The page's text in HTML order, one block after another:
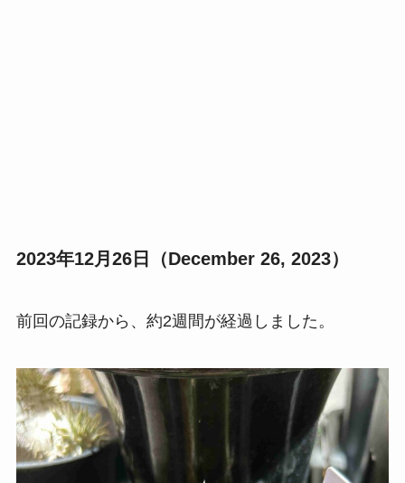
2023年12月26日（December 26, 2023）
前回の記録から、約2週間が経過しました。